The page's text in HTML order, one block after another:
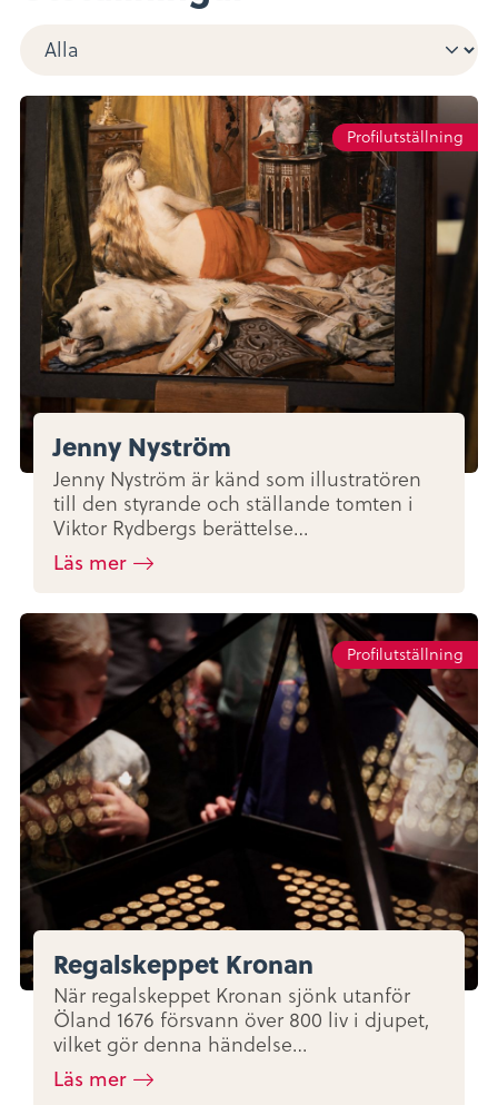
Profilutställning
Jenny Nyström
Jenny Nyström är känd som illustratören
till den styrande och ställande tomten i
Viktor Rydbergs berättelse…
Läs mer
Profilutställning
Regalskeppet Kronan
När regalskeppet Kronan sjönk utanför
Öland 1676 försvann över 800 liv i djupet,
vilket gör denna händelse…
Läs mer